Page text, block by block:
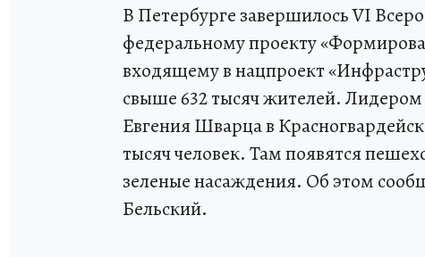
В Петербурге завершилось VI
федеральному проекту
входящему в нацпроект
свыше 632 тысяч жителей. Лидером
Евгения Шварца в
тысяч человек. Там появятся
зеленые насаждения. Об этом
Бельский.